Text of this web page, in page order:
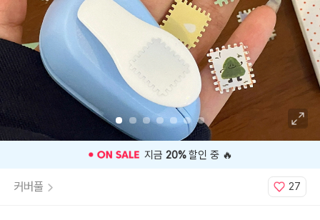
⭐️ 고객 평점5 인기 상품 ⭐️
커버풀 27